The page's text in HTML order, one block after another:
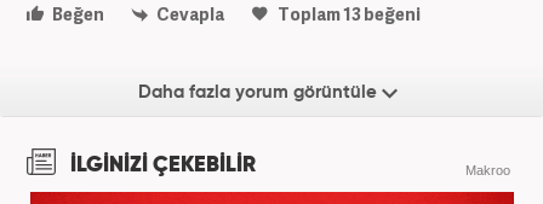
Beğen
Cevapla Toplam13beğeni
Daha fazla yorum görüntüle
İLGİNİZİ ÇEKEBİLİR Makroo